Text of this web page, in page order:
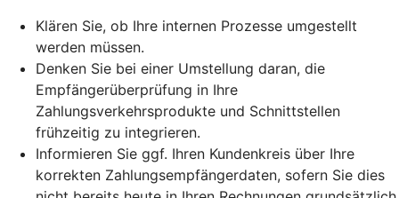
Klären Sie, ob Ihre internen Prozesse umgestellt
werden müssen.
Denken Sie bei einer Umstellung daran, die
Empfängerüberprüfung in Ihre
Zahlungsverkehrsprodukte und Schnittstellen
frühzeitig zu integrieren.
Informieren Sie ggf. Ihren Kundenkreis über Ihre
korrekten Zahlungsempfängerdaten, sofern Sie dies